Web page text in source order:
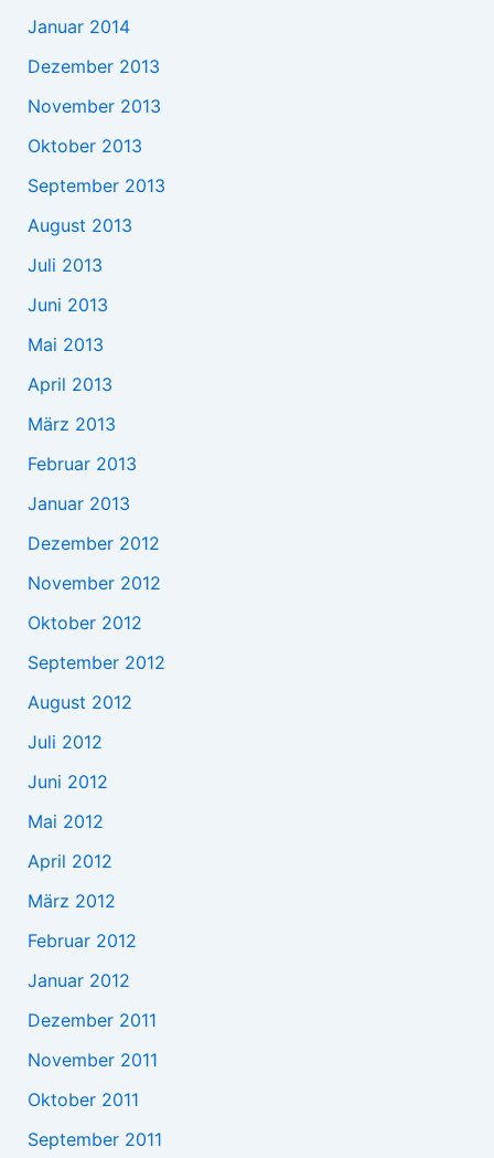
Januar 2014
Dezember 2013
November 2013
Oktober 2013
September 2013
August 2013
Juli 2013
Juni 2013
Mai 2013
April 2013
März 2013
Februar 2013
Januar 2013
Dezember 2012
November 2012
Oktober 2012
September 2012
August 2012
Juli 2012
Juni 2012
Mai 2012
April 2012
März 2012
Februar 2012
Januar 2012
Dezember 2011
November 2011
Oktober 2011
September 2011